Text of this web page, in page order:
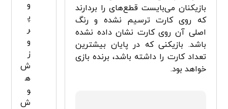
بازیکنان می‌بایست قطع‌ه­ای را بردارند
که روی کارت ترسیم نشده و رنگ
اصلی آن روی کارت نشان داده نشده
باشد. بازیکنی که در پایان بیشترین
تعداد کارت را داشته باشد، برنده بازی
خواهد بود.
و
پ
ر
و
ز
ش
ه
و
ش